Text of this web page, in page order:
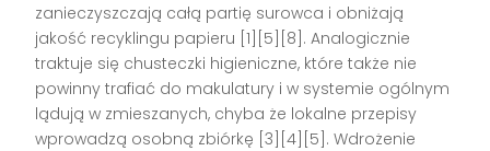
zanieczyszczają całą partię surowca i obniżają
jakość recyklingu papieru [1][5][8]. Analogicznie
traktuje się chusteczki higieniczne, które także nie
powinny trafiać do makulatury i w systemie ogólnym
lądują w zmieszanych, chyba że lokalne przepisy
wprowadzą osobną zbiórkę [3][4][5]. Wdrożenie